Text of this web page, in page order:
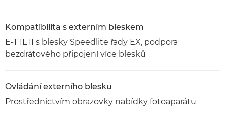
Kompatibilita s externím bleskem
E-TTL II s blesky Speedlite řady EX, podpora
bezdrátového připojení více blesků
Ovládání externího blesku
Prostřednictvím obrazovky nabídky fotoaparátu